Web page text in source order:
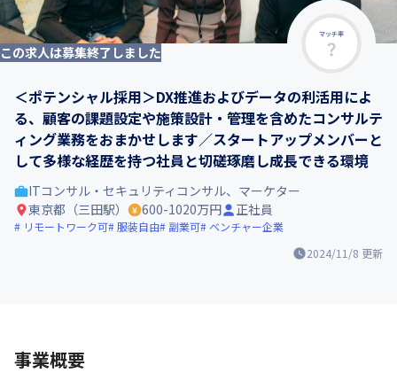
マッチ率
この求人は募集終了しました
＜ポテンシャル採用＞DX推進およびデータの利活用によ
る、顧客の課題設定や施策設計・管理を含めたコンサルテ
ィング業務をおまかせします／スタートアップメンバーと
して多様な経歴を持つ社員と切磋琢磨し成長できる環境
2024/11/8 更新
ITコンサル・セキュリティコンサル、マーケター
東京都（三田駅）
600-1020万円 正社員
リモートワーク可 服装自由 副業可 ベンチャー企業
事業概要